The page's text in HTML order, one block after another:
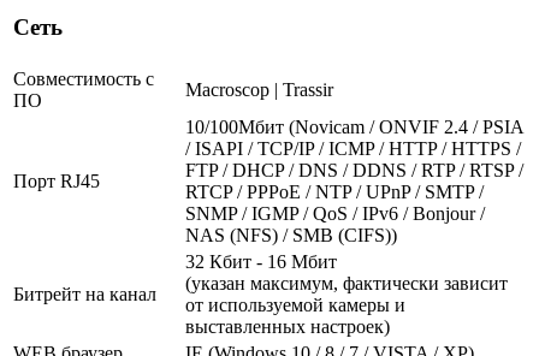
Сеть
Совместимость с
ПО
Macroscop | Trassir
Порт RJ45
10/100Мбит (Novicam / ONVIF 2.4 / PSIA
/ ISAPI / TCP/IP / ICMP / HTTP / HTTPS /
FTP / DHCP / DNS / DDNS / RTP / RTSP /
RTCP / PPPoE / NTP / UPnP / SMTP /
SNMP / IGMP / QoS / IPv6 / Bonjour /
NAS (NFS) / SMB (CIFS))
Битрейт на канал
32 Кбит - 16 Мбит
(указан максимум, фактически зависит
от используемой камеры и
выставленных настроек)